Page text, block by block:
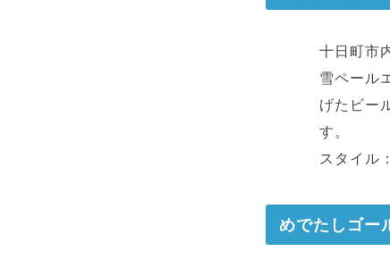
十日町市
雪ペール
げたビー
す。
スタイル
めでたしゴー